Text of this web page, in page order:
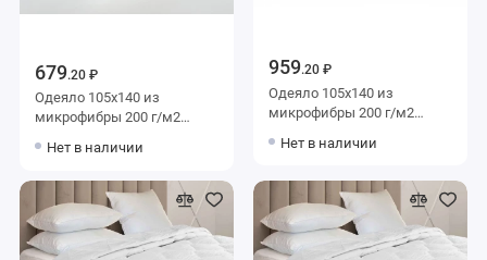
679.20 ₽
Одеяло 105х140 из
микрофибры 200 г/м2
волокно AlViTek
Нет в наличии
959.20 ₽
Одеяло 105х140 из
микрофибры 200 г/м2
силиконизированное
Нет в наличии